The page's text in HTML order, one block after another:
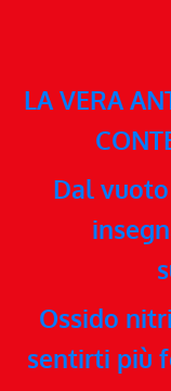
LA VERA
Dal
Ossido
sentirti più